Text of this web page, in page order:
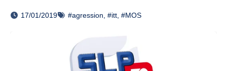
17/01/2019 #agression #itt #MOS